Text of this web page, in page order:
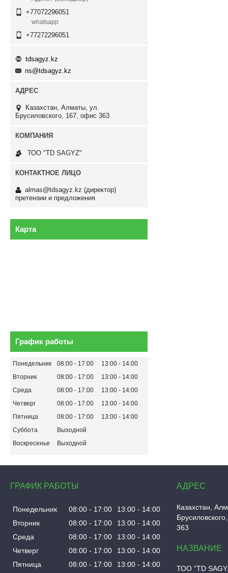
+77072296051
whatsapp
+77272296051
tdsagyz.kz
ns@tdsagyz.kz
Казахстан Алматы ул.
Брусиловского, 167, офис 363
ТОО "TD SAGYZ"
almas@tdsagyz.kz (директор)
претензии и предложения
Карта
График работы
Понедельник 08:00 17:00 13:00
14:00
Вторник
08:00 17:00 13:00
14:00
Среда
08:00 17:00 13:00
14:00
Четверг
08:00 17:00 13:00
14:00
Пятница
08:00 17:00 13:00
14:00
Суббота
Выходной
Воскресенье
Выходной
ГРАФИК РАБОТЫ
Понедельник 08:00 17:00 13:00
14:00
Вторник
08:00 17:00 13:00
14:00
Среда
08:00 17:00 13:00
14:00
Четверг
08:00 17:00 13:00
14:00
Пятница
08:00 17:00 13:00 14:00
Казахстан
363
ТОО "TD